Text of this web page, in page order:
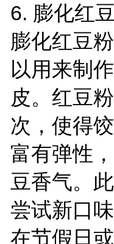
6. 膨化红
膨化红豆
以用来制
皮。红豆
次，使得
富有弹性
豆香气。
尝试新口
在节假日